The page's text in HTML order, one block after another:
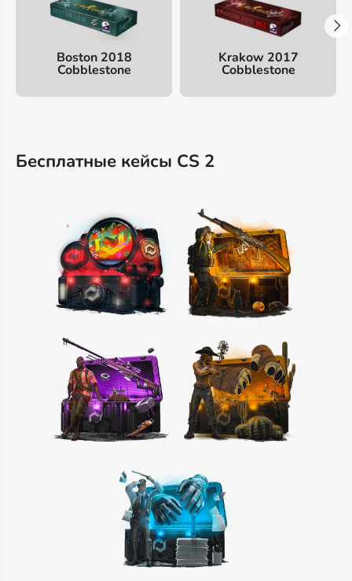
Boston 2018
Cobblestone
Krakow 2017
Cobblestone
Бесплатные кейсы CS 2